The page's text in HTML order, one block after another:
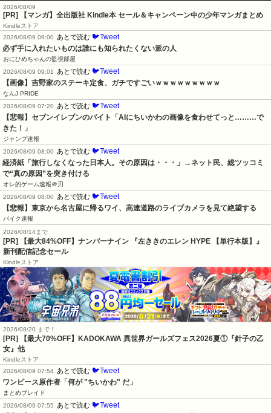
2026/08/09
[PR] 【マンガ】全出版社 Kindle本 セール＆キャンペーン中の少年マンガまとめ
Kindleストア
2026/08/09 09:00
あとで読む 🐦Tweet
必ず手に入れたいものは誰にも知られたくない派の人
おにひめちゃんの監視部屋
2026/08/09 09:01
あとで読む 🐦Tweet
【画像】吉野家のステーキ定食、ガチですごいｗｗｗｗｗｗｗｗｗ
なんJ PRIDE
2026/08/09 07:20
あとで読む 🐦Tweet
【悲報】セブンイレブンのバイト「AIにちいかわの画像を食わせてっと………で
きた！」
ジャンプ速報
2026/08/09 08:00
あとで読む 🐦Tweet
経済紙「旅行しなくなった日本人。その原因は・・・」→ネット民、総ツッコミ
で“真の原因”を突き付ける
オレ的ゲーム速報＠刃
2026/08/09 08:00
あとで読む 🐦Tweet
【悲報】東京から名古屋に帰るワイ、高速道路のライブカメラを見て絶望する
バイク速報
2026/08/14まで
[PR] 【最大84%OFF】ナンバーナイン 『左ききのエレン HYPE 【単行本版】』
新刊配信記念セール
Kindleストア
2026/08/20 まで！
[PR] 【最大70%OFF】KADOKAWA 異世界ガールズフェス2026夏①『針子の乙
女』他
Kindleストア
2026/08/09 07:54 あとで読む 🐦Tweet
ワンピース原作者「何が "ちいかわ" だ」
まとめブレイド
2026/08/09 07:55
あとで読む 🐦Tweet